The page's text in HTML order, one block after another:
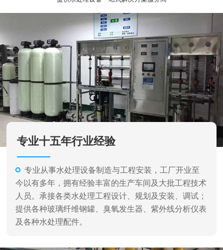
专业十五年行业经验
专业从事水处理设备制造与工程安装，工厂开业至
今以有多年，拥有经验丰富的生产车间及大批工程技术
人员。承接各类水处理工程设计、规划及安装、调试；
提供各种玻璃纤维钢罐、臭氧发生器、紫外线分析仪表
及各种水处理配件。